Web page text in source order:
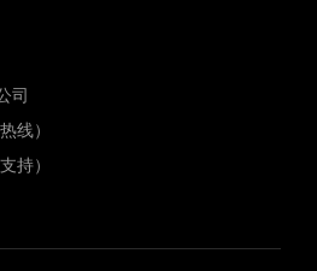
司
线）
持）